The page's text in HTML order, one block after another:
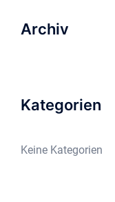
Archiv
Kategorien
Keine Kategorien